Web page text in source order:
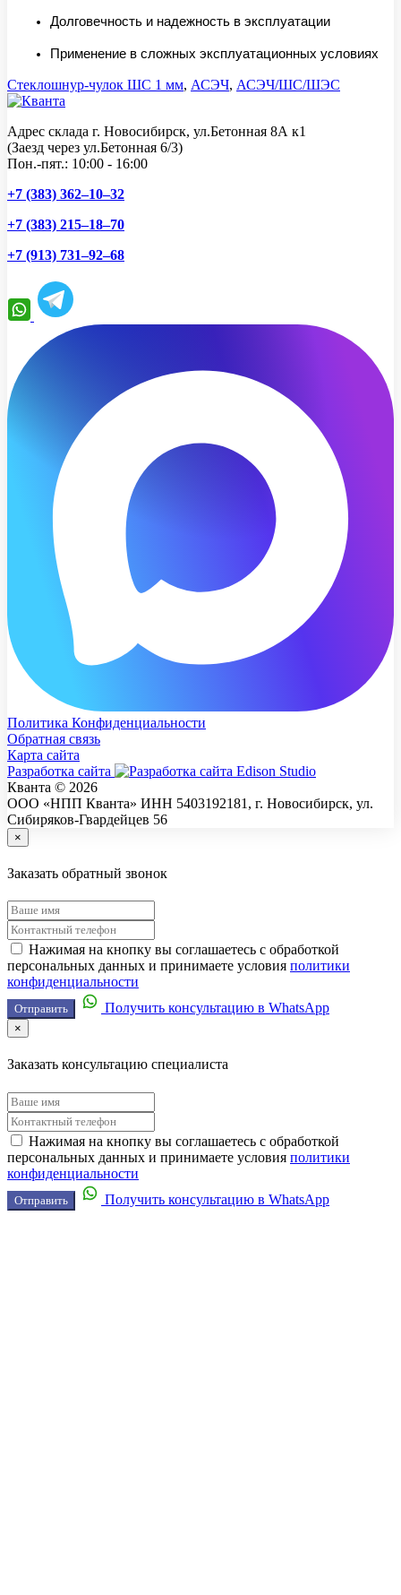
Долговечность и надежность в эксплуатации
Применение в сложных эксплуатационных условиях
Стеклошнур-чулок ШС 1 мм, АСЭЧ, АСЭЧ/ШС/ШЭС
Адрес склада г. Новосибирск, ул.Бетонная 8А к1
(Заезд через ул.Бетонная 6/3)
Пон.-пят.: 10:00 - 16:00
+7 (383) 362–10–32
+7 (383) 215–18–70
+7 (913) 731–92–68
Политика Конфиденциальности
Обратная связь
Карта сайта
Разработка сайта
Кванта © 2026
ООО «НПП Кванта» ИНН 5403192181, г. Новосибирск, ул.
Сибиряков-Гвардейцев 56
×
Заказать обратный звонок
Нажимая на кнопку вы соглашаетесь с обработкой
персональных данных и принимаете условия политики
конфиденциальности
Отправить Получить консультацию в WhatsApp
×
Заказать консультацию специалиста
Нажимая на кнопку вы соглашаетесь с обработкой
персональных данных и принимаете условия политики
конфиденциальности
Отправить Получить консультацию в WhatsApp